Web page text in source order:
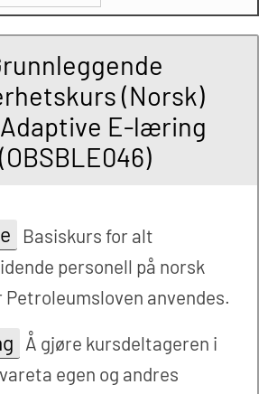
(Norsk)
E-læring
Basiskurs for alt
personell på norsk
Petroleumsloven anvendes.
Å gjøre kursdeltageren i
egen og andres